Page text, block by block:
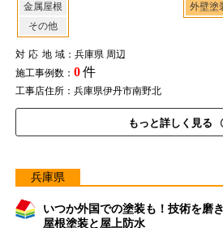
金属屋根
その他
外壁塗
対応地域：兵庫県 周辺
施工事例数： 0件
工事店住所：兵庫県伊丹市南野北
もっと詳しく見る
兵庫県
いつか外国での塗装も！技術を磨
屋根塗装と屋上防水